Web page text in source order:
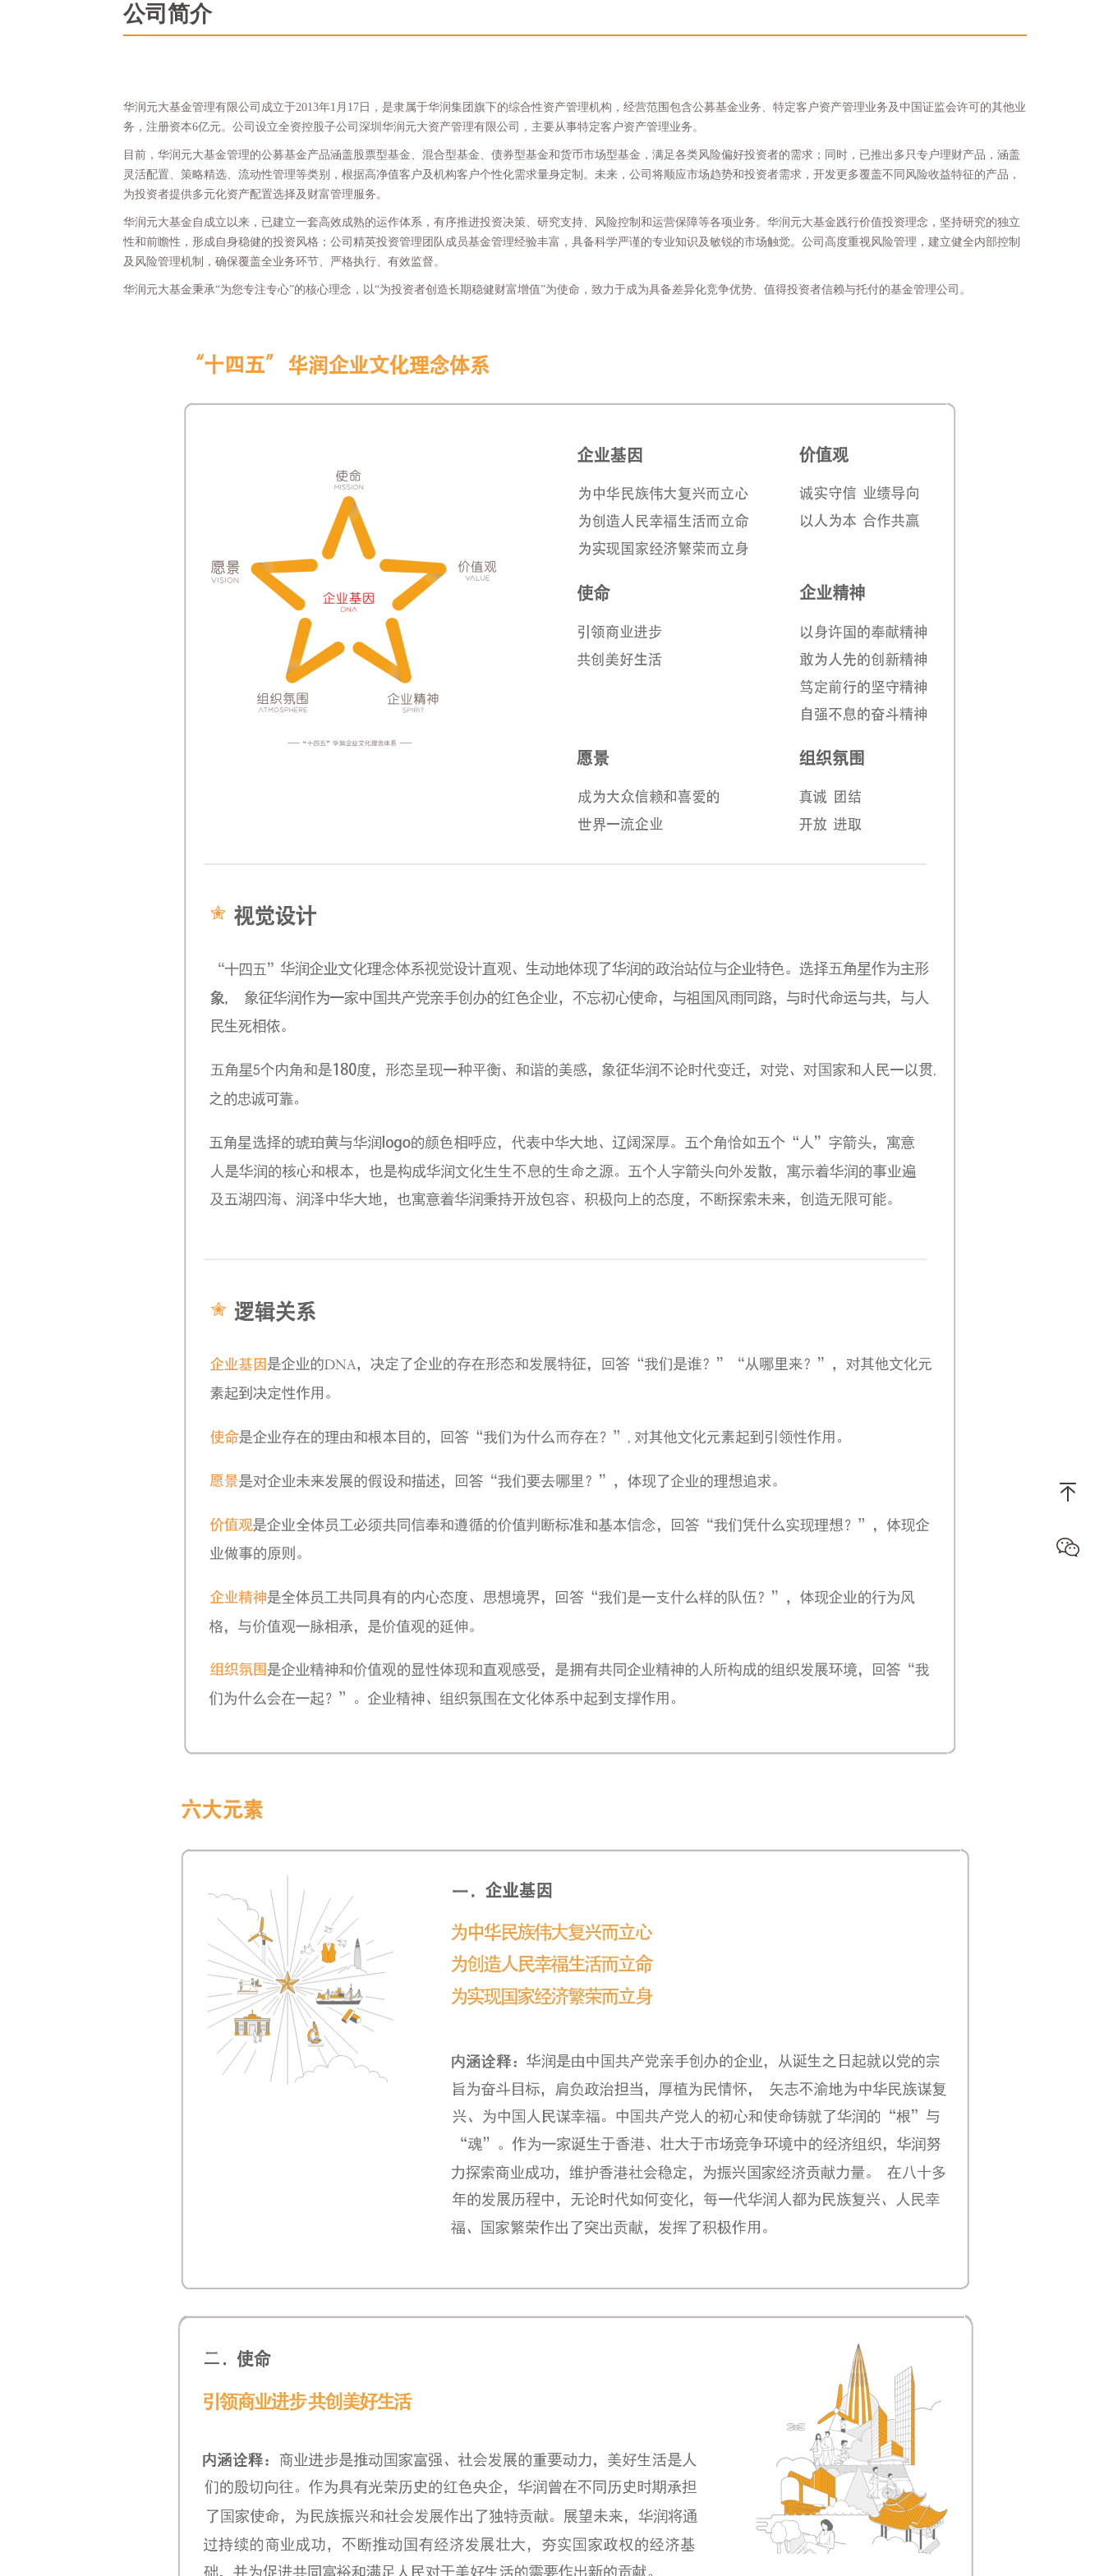
公司简介
华润元大基金管理有限公司成立于2013年1月17日，是隶属于华润集团旗下的综合性资产管理机构，经营范围包含公募基金业务、特定客户资产管理业务及中国证监会许可的其他业
务，注册资本6亿元。公司设立全资控股子公司深圳华润元大资产管理有限公司，主要从事特定客户资产管理业务。
目前，华润元大基金管理的公募基金产品涵盖股票型基金、混合型基金、债券型基金和货币市场型基金，满足各类风险偏好投资者的需求；同时，已推出多只专户理财产品，涵盖
灵活配置、策略精选、流动性管理等类别，根据高净值客户及机构客户个性化需求量身定制。未来，公司将顺应市场趋势和投资者需求，开发更多覆盖不同风险收益特征的产品，
为投资者提供多元化资产配置选择及财富管理服务。
华润元大基金自成立以来，已建立一套高效成熟的运作体系，有序推进投资决策、研究支持、风险控制和运营保障等各项业务。华润元大基金践行价值投资理念，坚持研究的独立
性和前瞻性，形成自身稳健的投资风格；公司精英投资管理团队成员基金管理经验丰富，具备科学严谨的专业知识及敏锐的市场触觉。公司高度重视风险管理，建立健全内部控制
及风险管理机制，确保覆盖全业务环节、严格执行、有效监督。
华润元大基金秉承“为您专注专心”的核心理念，以“为投资者创造长期稳健财富增值”为使命，致力于成为具备差异化竞争优势、值得投资者信赖与托付的基金管理公司。
工作城市： 招聘人数：
岗位职责
任职要求